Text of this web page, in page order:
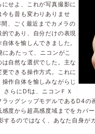
せよ、これが写真撮影に
も昔も変わりありませ
、ごく最近までカメラの
であり、自分だけの表現
体を愉しんできました。
あたって、ニコンがこ
自然な選択でした。主な
できる操作方式。これに
作自体を愉しみながらじ
さらにDfは、ニコンＦＸ
ッグシップモデルであるD4の
度から超高感度域までをカバ
るのではなく、あなた自身が